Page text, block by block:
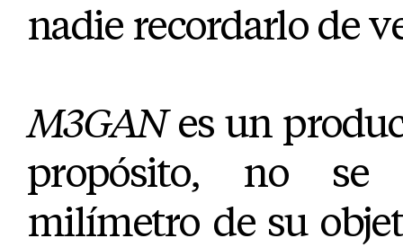
nadie recordarlo de
M3GANes un
propósito, no
milímetro de su